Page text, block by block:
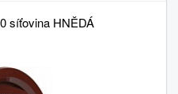
síťovina HNĚDÁ